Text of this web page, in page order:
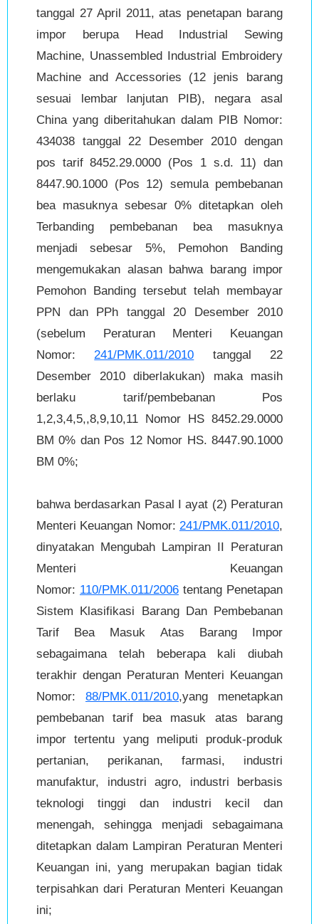
tanggal 27 April 2011, atas penetapan barang
impor berupa Head Industrial Sewing
Machine, Unassembled Industrial Embroidery
Machine and Accessories (12 jenis barang
sesuai lembar lanjutan PIB), negara asal
China yang diberitahukan dalam PIB Nomor:
434038 tanggal 22 Desember 2010 dengan
pos tarif 8452.29.0000 (Pos 1 s.d. 11) dan
8447.90.1000 (Pos 12) semula pembebanan
bea masuknya sebesar 0% ditetapkan oleh
Terbanding pembebanan bea masuknya
menjadi sebesar 5%, Pemohon Banding
mengemukakan alasan bahwa barang impor
Pemohon Banding tersebut telah membayar
PPN dan PPh tanggal 20 Desember 2010
(sebelum Peraturan Menteri Keuangan
Nomor:241/PMK.011/2010 tanggal 22
Desember 2010 diberlakukan) maka masih
berlaku tarif/pembebanan Pos
1,2,3,4,5,,8,9,10,11 Nomor HS 8452.29.0000
BM 0% dan Pos 12 Nomor HS. 8447.90.1000
BM 0%;
bahwa berdasarkan Pasal I ayat (2) Peraturan
Menteri Keuangan Nomor: 241/PMK.011/2010,
dinyatakan Mengubah Lampiran II Peraturan
Menteri Keuangan
Nomor: 110/PMK.011/2006 tentang Penetapan
Sistem Klasifikasi Barang Dan Pembebanan
Tarif Bea Masuk Atas Barang Impor
sebagaimana telah beberapa kali diubah
terakhir dengan Peraturan Menteri Keuangan
Nomor: 88/PMK.011/2010,yang menetapkan
pembebanan tarif bea masuk atas barang
impor tertentu yang meliputi produk-produk
pertanian, perikanan, farmasi, industri
manufaktur, industri agro, industri berbasis
teknologi tinggi dan industri kecil dan
menengah, sehingga menjadi sebagaimana
ditetapkan dalam Lampiran Peraturan Menteri
Keuangan ini, yang merupakan bagian tidak
terpisahkan dari Peraturan Menteri Keuangan
ini;